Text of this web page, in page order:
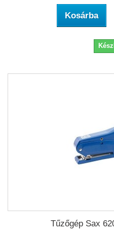
Kosárba
Tűzőgép Sax